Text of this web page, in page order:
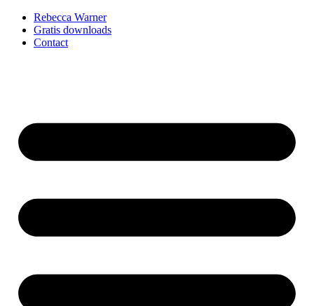
Rebecca Warner
Gratis downloads
Contact